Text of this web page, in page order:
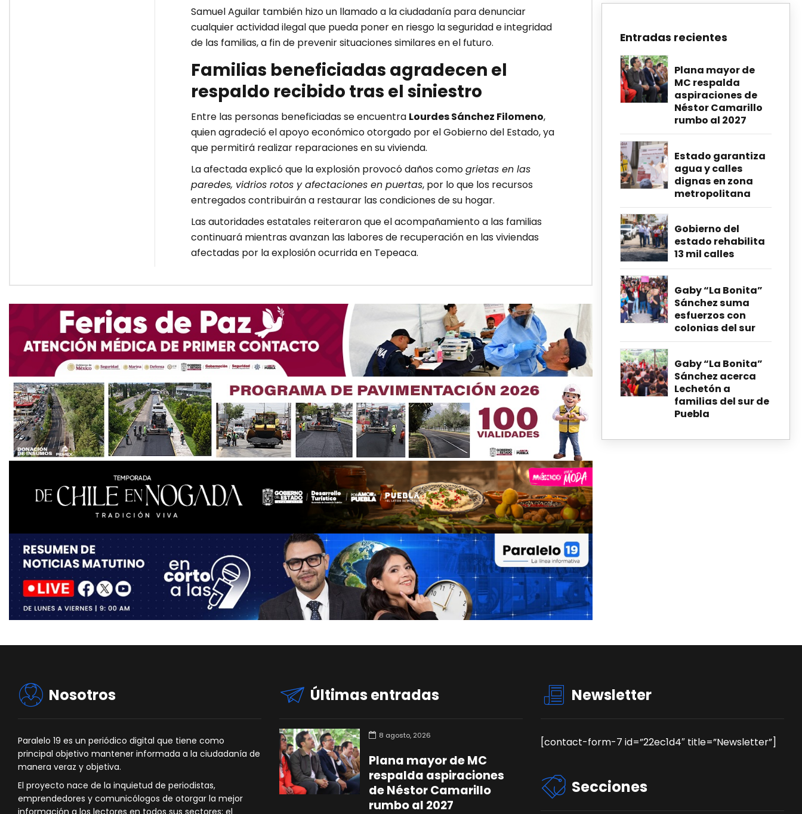
Samuel Aguilar también hizo un llamado a la ciudadanía para denunciar
cualquier actividad ilegal que pueda poner en riesgo la seguridad e integridad
de las familias, a fin de prevenir situaciones similares en el futuro.
Familias beneficiadas agradecen el
respaldo recibido tras el siniestro
Entre las personas beneficiadas se encuentra Lourdes Sánchez Filomeno,
quien agradeció el apoyo económico otorgado por el Gobierno del Estado, ya
que permitirá realizar reparaciones en su vivienda.
La afectada explicó que la explosión provocó daños comogrietas en las
paredes, vidrios rotos y afectaciones en puertas, por lo que los recursos
entregados contribuirán a restaurar las condiciones de su hogar.
Las autoridades estatales reiteraron que el acompañamiento a las familias
continuará mientras avanzan las labores de recuperación en las viviendas
afectadas por la explosión ocurrida en Tepeaca.
Entradas recientes
Plana mayor de
MC respalda
aspiraciones de
Néstor Camarillo
rumbo al 2027
Estado garantiza
agua y calles
dignas en zona
metropolitana
Gobierno del
estado rehabilita
13 mil calles
Gaby “La Bonita”
Sánchez suma
esfuerzos con
colonias del sur
Gaby “La Bonita”
Sánchez acerca
Lechetón a
familias del sur de
Puebla
Nosotros
Paralelo 19 es un periódico digital que tiene como
principal objetivo mantener informada a la ciudadanía de
manera veraz y objetiva.
El proyecto nace de la inquietud de periodistas,
emprendedores y comunicólogos de otorgar la mejor
información a los lectores en todos sus sectores; el
Últimas entradas
8 agosto, 2026
Plana mayor de MC
respalda aspiraciones
de Néstor Camarillo
rumbo al 2027
Newsletter
[contact-form-7 id=”22ec1d4″ title=”Newsletter”]
Secciones